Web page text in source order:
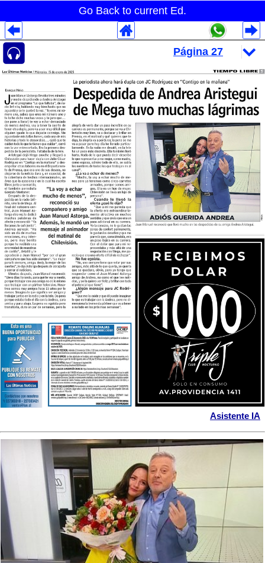
Go Back to current Ed.
Asistente IA
Despliegues Analytics
Despliegues Totales
Despliegues por Rubros